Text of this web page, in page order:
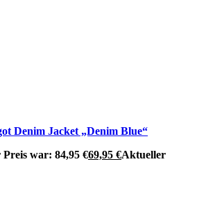
Denim Jacket „Denim Blue“
war: 84,95 €69,95 €Aktueller